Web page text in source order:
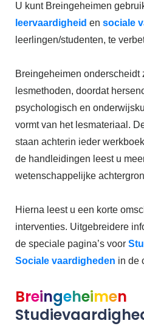
U kunt Breingeheimen
leervaardigheid en sociale
leerlingen/studenten, te
Breingeheimen onderscheidt
lesmethoden, doordat
psychologisch en
vormt van het lesmateriaal.
staan achterin ieder
de handleidingen leest u
wetenschappelijke
Hierna leest u een korte
interventies. Uitgebreidere
de speciale pagina’s voor
Sociale vaardigheden in de
Breingeheimen